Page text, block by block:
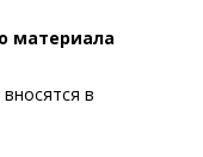
материала
в